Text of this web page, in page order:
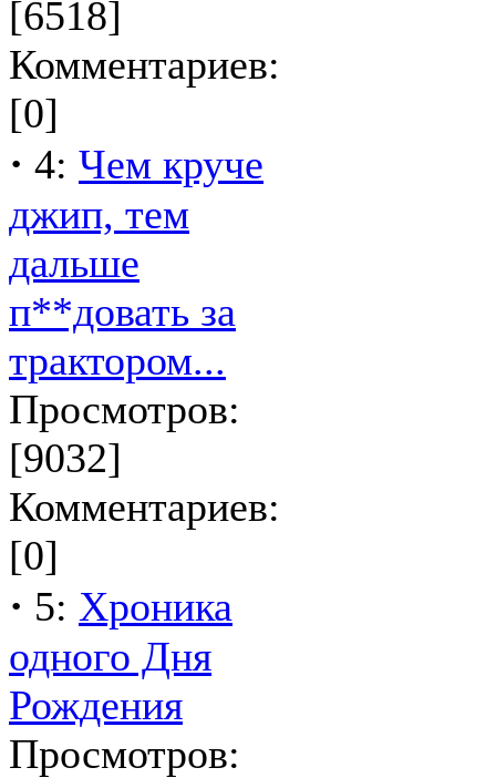
[6518]
Комментариев:
[0]
· 4: Чем круче
джип, тем
дальше
п**довать за
трактором...
Просмотров:
[9032]
Комментариев:
[0]
· 5: Хроника
одного Дня
Рождения
Просмотров: